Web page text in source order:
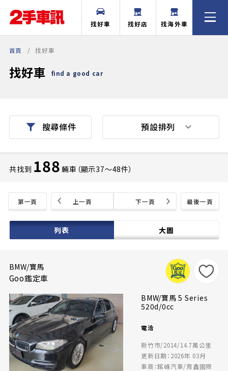
找好車 找好店 找海外車
首頁 找好車
找好車 find a good car
搜尋條件
共找到 188 輛車（顯示37〜48件）
第一頁 最後一頁
上一頁 下一頁
列表 大圖
預設排列
BMW/寶馬
Goo鑑定車
BMW/寶馬 5 Series
520d/0cc
電洽
新竹市/2014/14.7萬公里
更新日期：2026年 03月
車商：銘峰汽車/育鑫國際